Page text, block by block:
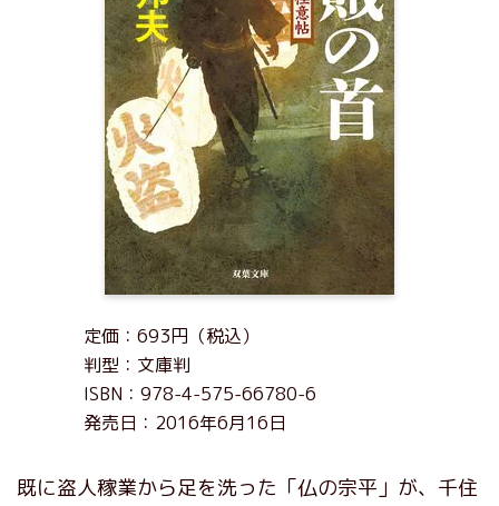
定価：693円（税込）
判型：文庫判
ISBN：978-4-575-66780-6
発売日：2016年6月16日
既に盗人稼業から足を洗った「仏の宗平」が、千住